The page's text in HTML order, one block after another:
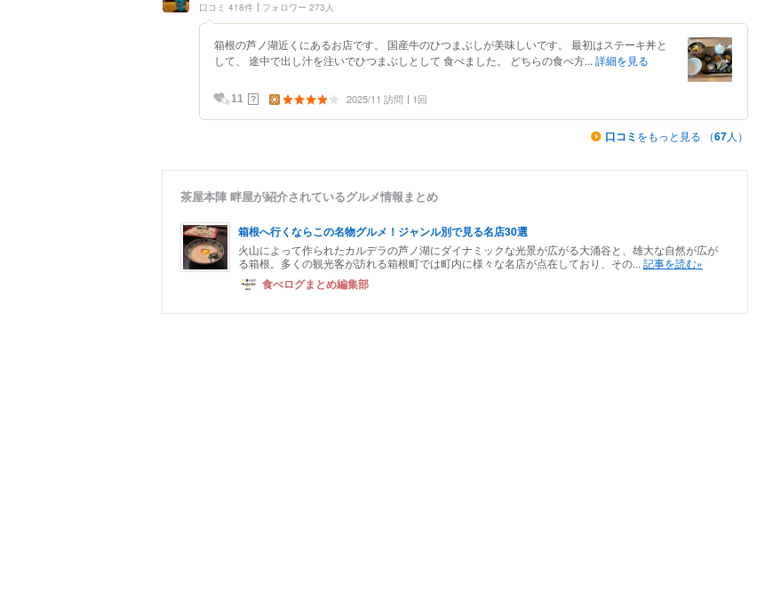
口コミ 418件 フォロワー 273人
箱根の芦ノ湖近くにあるお店です。 国産牛のひつまぶしが美味しいです。 最初はステーキ丼と
して、 途中で出し汁を注いでひつまぶしとして 食べました。 どちらの食べ方... 詳細を見る
11 ？ 2025/11 訪問 1回
口コミ をもっと見る （67人）
茶屋本陣 畔屋が紹介されているグルメ情報まとめ
箱根へ行くならこの名物グルメ！ジャンル別で見る名店30選
火山によって作られたカルデラの芦ノ湖にダイナミックな光景が広がる大涌谷と、雄大な自然が広が
る箱根。多くの観光客が訪れる箱根町では町内に様々な名店が点在しており、その... 記事を読む»
食べログまとめ編集部